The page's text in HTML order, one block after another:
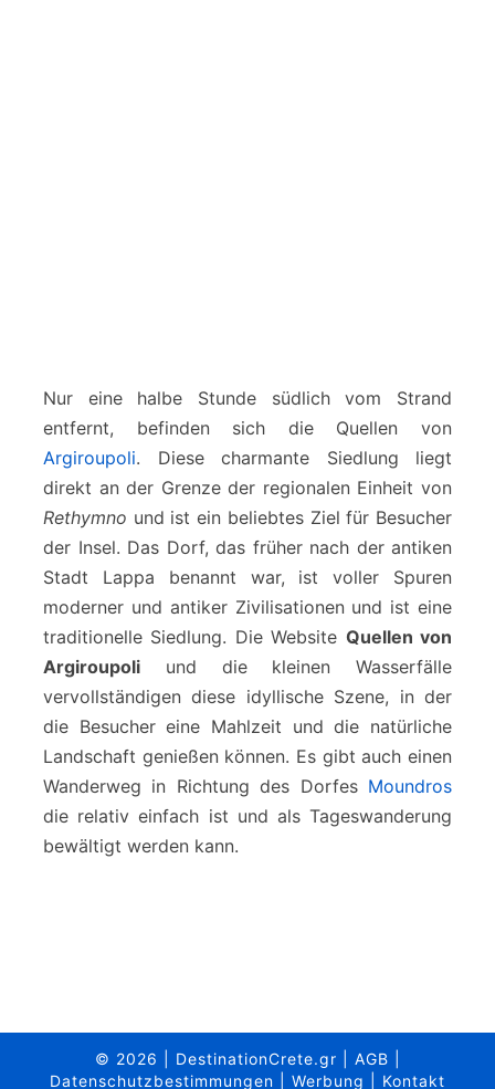
Nur eine halbe Stunde südlich vom Strand
entfernt, befinden sich die Quellen von
Argiroupoli. Diese charmante Siedlung liegt
direkt an der Grenze der regionalen Einheit von
Rethymno und ist ein beliebtes Ziel für Besucher
der Insel. Das Dorf, das früher nach der antiken
Stadt Lappa benannt war, ist voller Spuren
moderner und antiker Zivilisationen und ist eine
traditionelle Siedlung. Die Website Quellen von
Argiroupoli und die kleinen Wasserfälle
vervollständigen diese idyllische Szene, in der
die Besucher eine Mahlzeit und die natürliche
Landschaft genießen können. Es gibt auch einen
Wanderweg in Richtung des Dorfes Moundros
die relativ einfach ist und als Tageswanderung
bewältigt werden kann.
© 2026 DestinationCrete.gr AGB
Datenschutzbestimmungen
Werbung Kontakt